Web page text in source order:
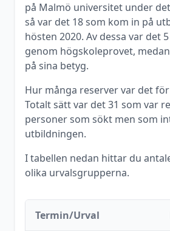
på Malmö universitet under
så var det 18som kom in på
hösten 2020. Av dessa var det 5
genom högskoleprovet,
på sina betyg.
Hur många reserver var det
Totalt sätt var det31 som var
personer som sökt men som
utbildningen.
I tabellen nedan hittar du
olika urvalsgrupperna.
Termin/Urval